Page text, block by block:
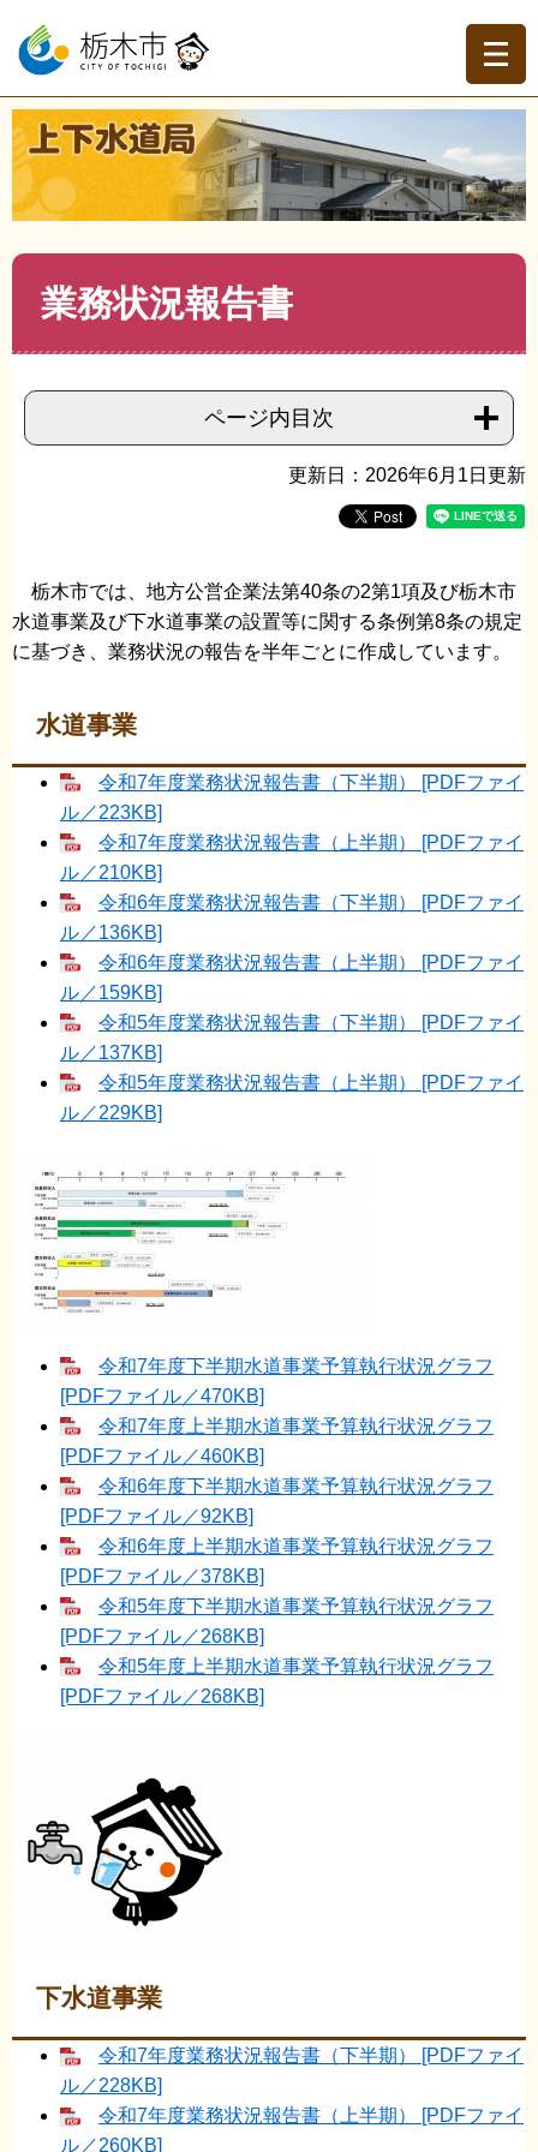
ー
の
先
頭
で
す。
ニ
ー
を
飛
ば
し
て
本
現在地
トップページ > 上下水道局 >上下水道事業の紹介> 経営
状況
>> 業務状況報告書
業務状況報告書
ページ内目次
更新日：2026年6月1日更新
栃木市では、地方公営企業法第40条の2第1項及び栃木市
水道事業及び下水道事業の設置等に関する条例第8条の規定
に基づき、業務状況の報告を半年ごとに作成しています。
水道事業
令和7年度業務状況報告書（下半期） [PDFファイ
ル／223KB]
令和7年度業務状況報告書（上半期） [PDFファイ
ル／210KB]
令和6年度業務状況報告書（下半期） [PDFファイ
ル／136KB]
令和6年度業務状況報告書（上半期） [PDFファイ
ル／159KB]
令和5年度業務状況報告書（下半期） [PDFファイ
ル／137KB]
令和5年度業務状況報告書（上半期） [PDFファイ
ル／229KB]
令和7年度下半期水道事業予算執行状況グラフ
[PDFファイル／470KB]
令和7年度上半期水道事業予算執行状況グラフ
[PDFファイル／460KB]
令和6年度下半期水道事業予算執行状況グラフ
[PDFファイル／92KB]
令和6年度上半期水道事業予算執行状況グラフ
[PDFファイル／378KB]
令和5年度下半期水道事業予算執行状況グラフ
[PDFファイル／268KB]
令和5年度上半期水道事業予算執行状況グラフ
[PDFファイル／268KB]
下水道事業
令和7年度業務状況報告書（下半期） [PDFファイ
ル／228KB]
令和7年度業務状況報告書（上半期） [PDFファイ
ル／260KB]